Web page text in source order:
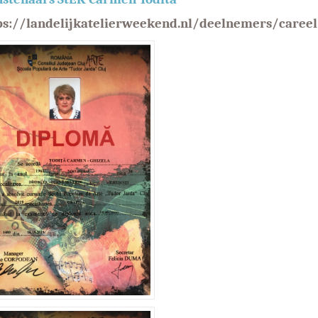
landelijkatelierweekend.nl/deelnemers/careel